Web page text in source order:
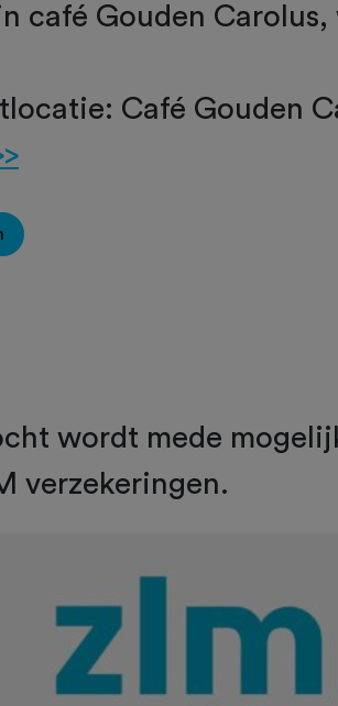
café Gouden
Café Gouden
wordt mede
verzekeringen.